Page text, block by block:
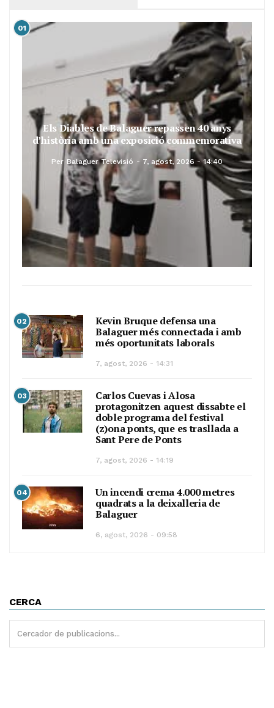
01
Els Diables de Balaguer repassen 40 anys
d’història amb una exposició commemorativa
Per Balaguer Televisió 7, agost, 2026 - 14:40
02
Kevin Bruque defensa una
Balaguer més connectada i amb
més oportunitats laborals
7, agost, 2026 - 14:31
03
Carlos Cuevas i Alosa
protagonitzen aquest dissabte el
doble programa del festival
(z)ona ponts, que es trasllada a
Sant Pere de Ponts
7, agost, 2026 - 14:19
04
Un incendi crema 4.000 metres
quadrats a la deixalleria de
Balaguer
6, agost, 2026 - 09:58
CERCA